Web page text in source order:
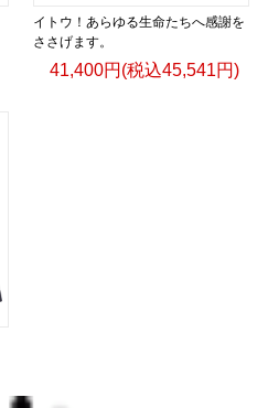
イトウ！あらゆる生命たちへ感謝を
ささげます。
41,400円(税込45,541円)